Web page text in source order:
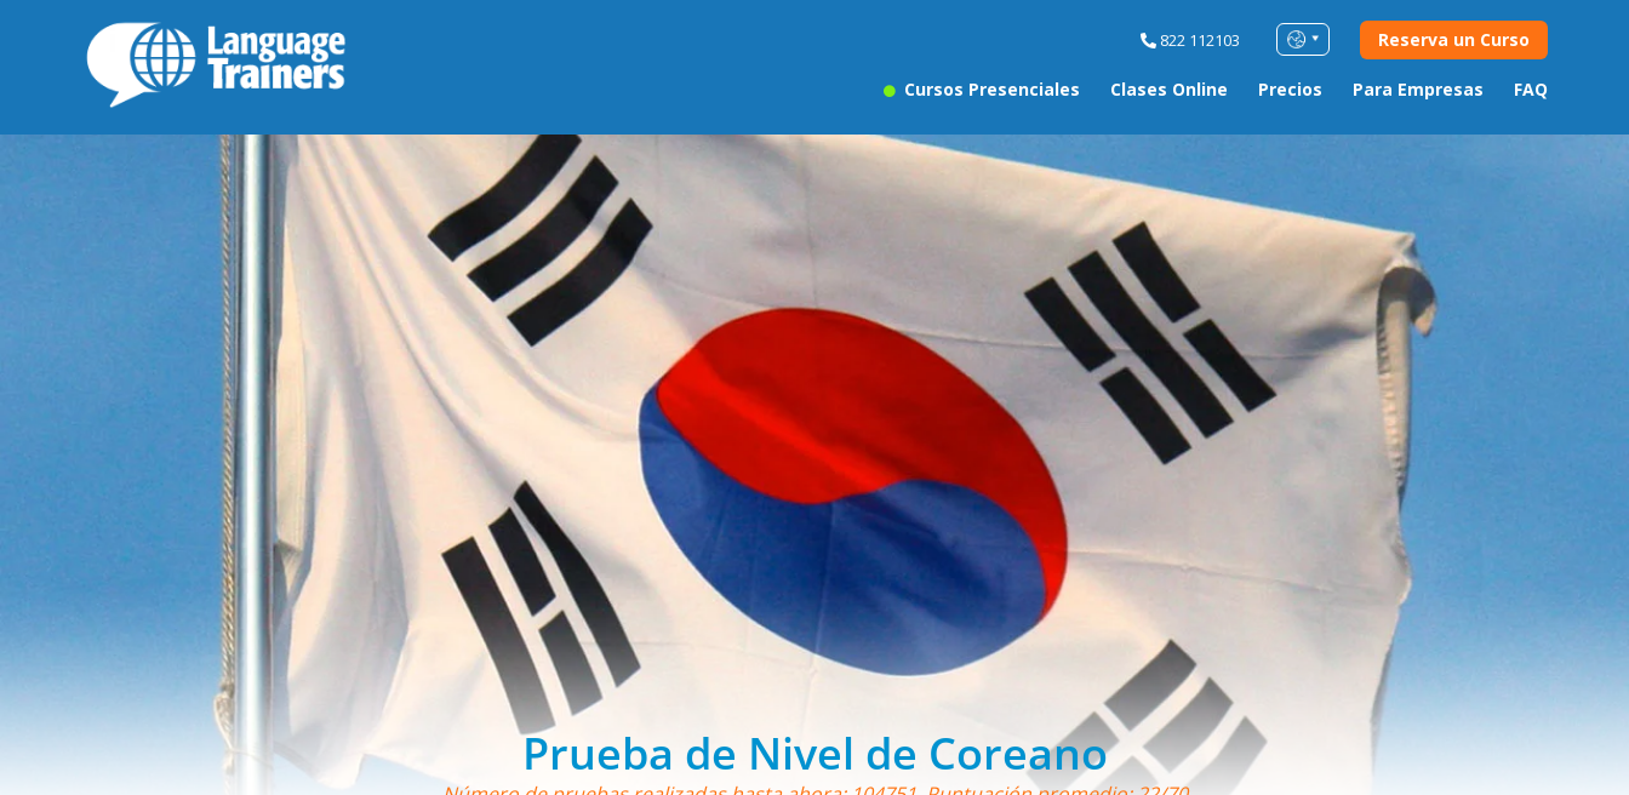
Cursos Presenciales Clases Online Precios Para Empresas FAQ
822 112103 Reserva un Curso
Prueba de Nivel de Coreano